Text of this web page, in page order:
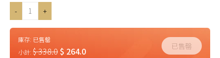
-
+
庫存: 已售罄
小計: $ 338.0$ 264.0 已售罄